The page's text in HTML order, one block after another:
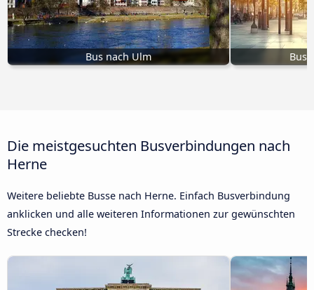
Bus nach Ulm Bus
Die meistgesuchten Busverbindungen nach
Herne
Weitere beliebte Busse nach Herne. Einfach Busverbindung
anklicken und alle weiteren Informationen zur gewünschten
Strecke checken!